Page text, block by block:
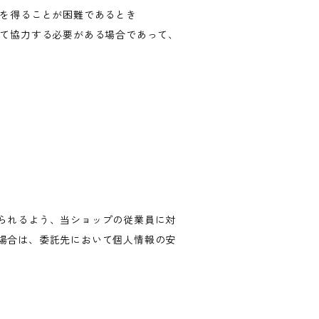
得ることが困難であるとき
力する必要がある場合であって、
れるよう、当ショップの従業員に対
合は、委託先において個人情報の安